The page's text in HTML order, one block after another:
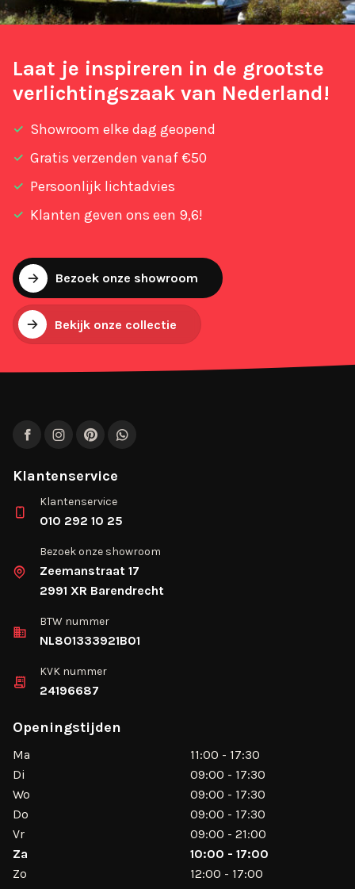
Laat je inspireren in de grootste
verlichtingszaak van Nederland!
Showroom elke dag geopend
Gratis verzenden vanaf €50
Persoonlijk lichtadvies
Klanten geven ons een 9,6!
Bezoek onze showroom
Bekijk onze collectie
FacebookInstagram
PinterestWhatsApp
Klantenservice
Klantenservice
010 292 10 25
Bezoek onze showroom
Zeemanstraat 17
2991 XR Barendrecht
BTW nummer
NL801333921B01
KVK nummer
24196687
Openingstijden
Ma
11:00 - 17:30
Di
09:00 - 17:30
Wo
09:00 - 17:30
Do
09:00 - 17:30
Vr
09:00 - 21:00
Za
10:00 - 17:00
Zo
12:00 - 17:00